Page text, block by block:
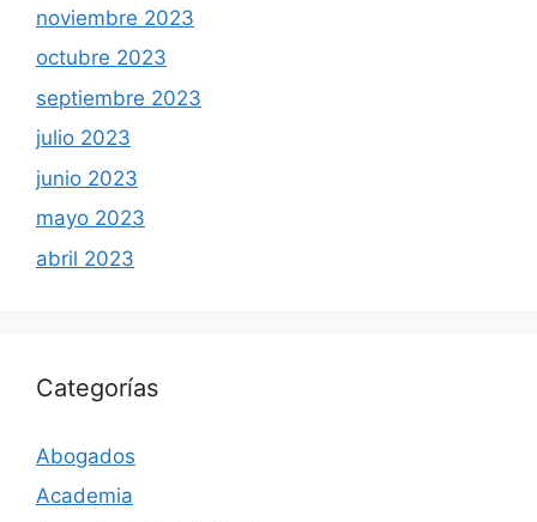
noviembre 2023
octubre 2023
septiembre 2023
julio 2023
junio 2023
mayo 2023
abril 2023
Categorías
Abogados
Academia